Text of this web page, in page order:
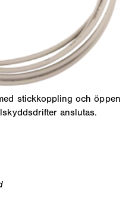
stickkoppling och öppen
anslutas.